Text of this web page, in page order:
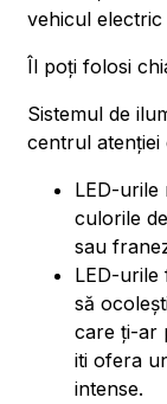
vehicul electric
Îl poți folosi
Sistemul de
centrul atenției
LED-urile
culorile
sau
LED-urile
să
care ți-ar
iti ofera
intense.